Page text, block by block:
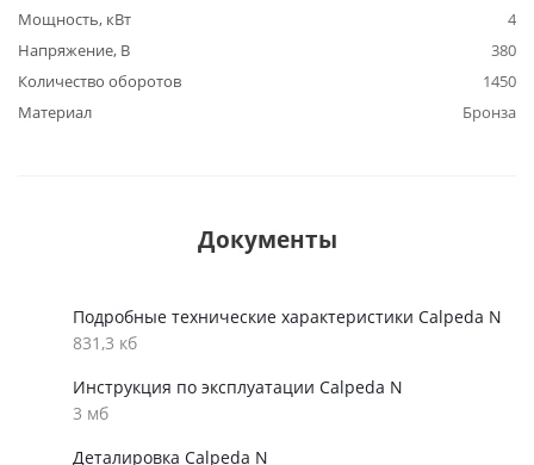
Мощность, кВт
4
Напряжение, В
380
Количество оборотов
1450
Материал
Бронза
Документы
Подробные технические характеристики Calpeda N
831,3 кб
Инструкция по эксплуатации Calpeda N
3 мб
Деталировка Calpeda N